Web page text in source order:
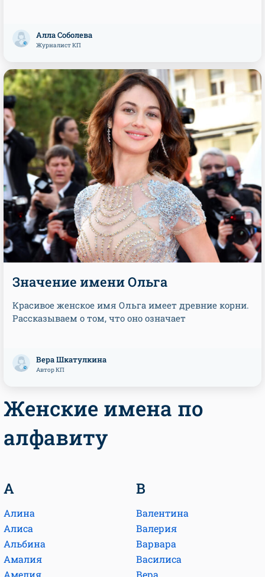
Алла Соболева
Журналист КП
Значение имени Ольга
Красивое женское имя Ольга имеет древние корни.
Рассказываем о том, что оно означает
Вера Шкатулкина
Автор КП
Женские имена по
алфавиту
А
Алина
Алиса
Альбина
Амалия
Амелия
В
Валентина
Валерия
Варвара
Василиса
Вера